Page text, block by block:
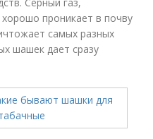
проникает в почву
самых разных
шашек дает сразу